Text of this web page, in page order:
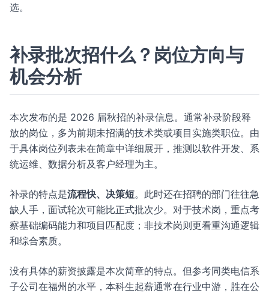
选。
补录批次招什么？岗位方向与
机会分析
本次发布的是 2026 届秋招的补录信息。通常补录阶段释
放的岗位，多为前期未招满的技术类或项目实施类职位。由
于具体岗位列表未在简章中详细展开，推测以软件开发、系
统运维、数据分析及客户经理为主。
补录的特点是流程快、决策短。此时还在招聘的部门往往急
缺人手，面试轮次可能比正式批次少。对于技术岗，重点考
察基础编码能力和项目匹配度；非技术岗则更看重沟通逻辑
和综合素质。
没有具体的薪资披露是本次简章的特点。但参考同类电信系
子公司在福州的水平，本科生起薪通常在行业中游，胜在公